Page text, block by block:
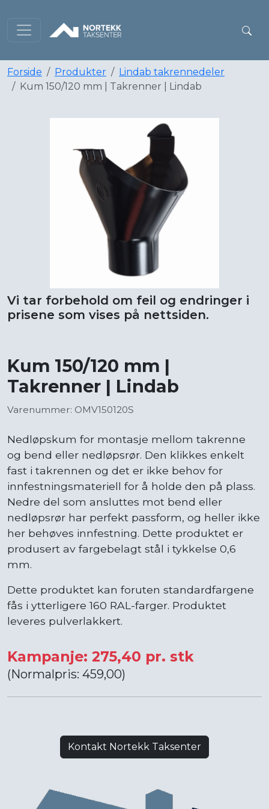
Forside Produkter
Lindab takrennedeler
Kum 150/120 mm | Takrenner | Lindab
Vi tar forbehold om feil og endringer i
prisene som vises på nettsiden.
Kum 150/120 mm |
Takrenner | Lindab
Varenummer: OMV150120S
Nedløpskum for montasje mellom takrenne
og bend eller nedløpsrør. Den klikkes enkelt
fast i takrennen og det er ikke behov for
innfestningsmateriell for å holde den på plass.
Nedre del som ansluttes mot bend eller
nedløpsrør har perfekt passform, og heller ikke
her behøves innfestning. Dette produktet er
produsert av fargebelagt stål i tykkelse 0,6
mm.
Dette produktet kan foruten standardfargene
fås i ytterligere 160 RAL-farger. Produktet
leveres pulverlakkert.
Kampanje: 275,40 pr. stk
(Normalpris: 459,00)
Kontakt Nortekk Taksenter